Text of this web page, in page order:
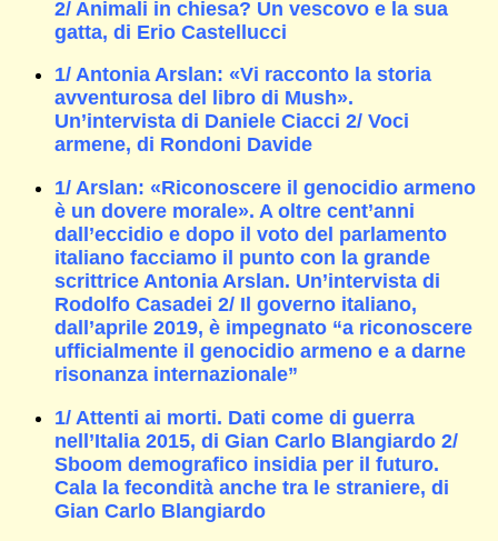
2/ Animali in chiesa? Un vescovo e la sua
gatta, di Erio Castellucci
1/ Antonia Arslan: «Vi racconto la storia
avventurosa del libro di Mush».
Un’intervista di Daniele Ciacci 2/ Voci
armene, di Rondoni Davide
1/ Arslan: «Riconoscere il genocidio armeno
è un dovere morale». A oltre cent’anni
dall’eccidio e dopo il voto del parlamento
italiano facciamo il punto con la grande
scrittrice Antonia Arslan. Un’intervista di
Rodolfo Casadei 2/ Il governo italiano,
dall’aprile 2019, è impegnato “a riconoscere
ufficialmente il genocidio armeno e a darne
risonanza internazionale”
1/ Attenti ai morti. Dati come di guerra
nell’Italia 2015, di Gian Carlo Blangiardo 2/
Sboom demografico insidia per il futuro.
Cala la fecondità anche tra le straniere, di
Gian Carlo Blangiardo